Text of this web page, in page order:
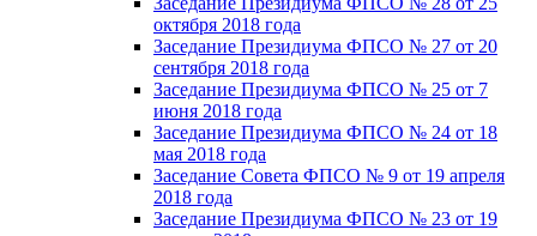
октября 2018 года
Заседание Президиума ФПСО № 27 от 20
сентября 2018 года
Заседание Президиума ФПСО № 25 от 7
июня 2018 года
Заседание Президиума ФПСО № 24 от 18
мая 2018 года
Заседание Совета ФПСО № 9 от 19 апреля
2018 года
Заседание Президиума ФПСО № 23 от 19